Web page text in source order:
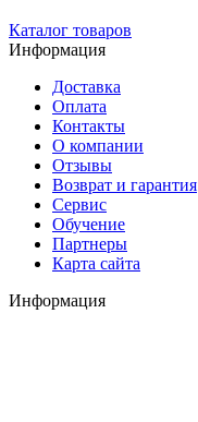
Каталог товаров
Информация
Доставка
Оплата
Контакты
О компании
Отзывы
Возврат и гарантия
Сервис
Обучение
Партнеры
Карта сайта
Информация